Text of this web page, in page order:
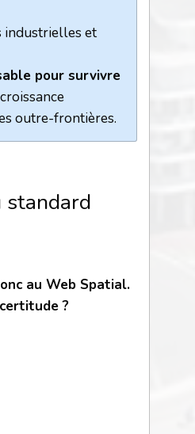
industrielles et
pour survivre
outre-frontières.
standard
au Web Spatial.
?